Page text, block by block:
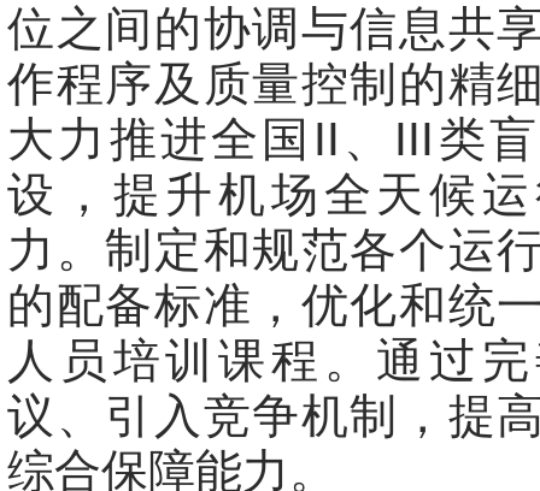
位之间的协调与信息共
作程序及质量控制的精
大力推进全国II、III类
设，提升机场全天候
力。制定和规范各个运
的配备标准，优化和统
人员培训课程。通过
议、引入竞争机制，提
综合保障能力。